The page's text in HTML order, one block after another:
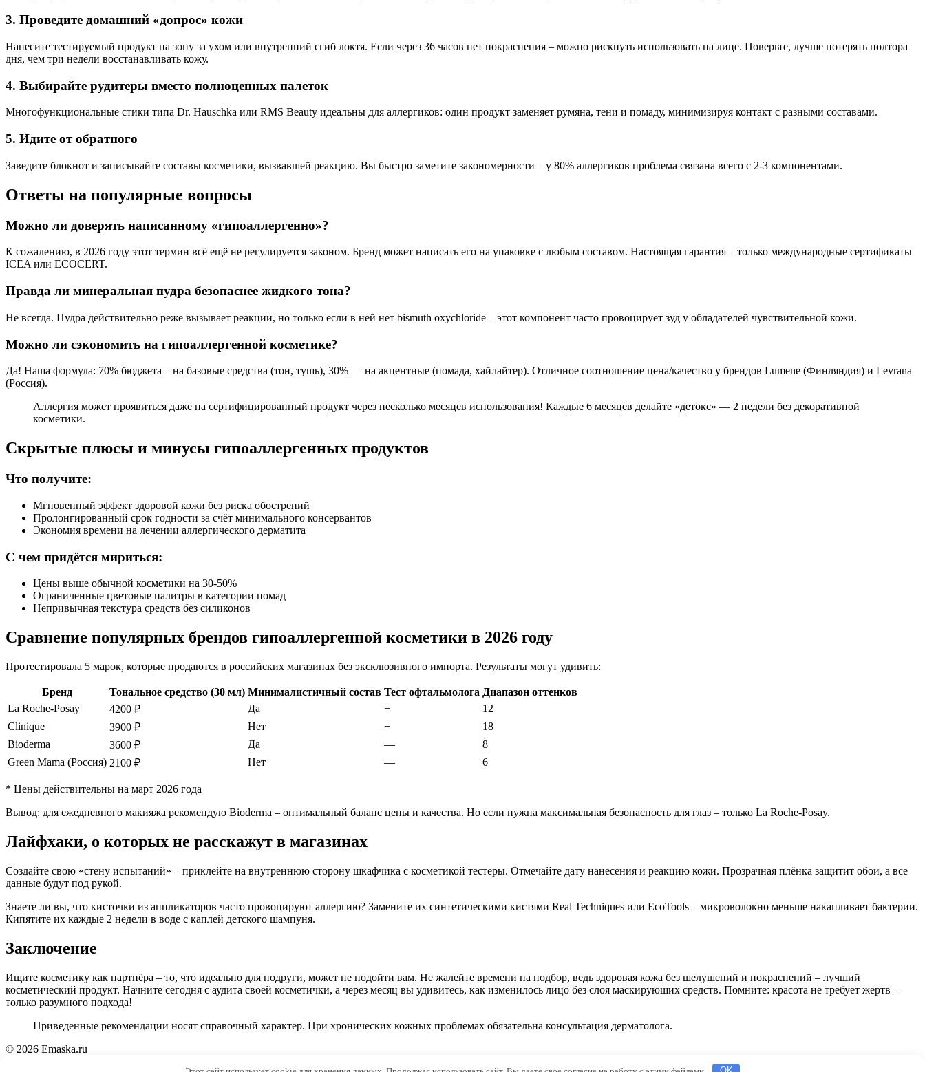
3. Проведите домашний «допрос» кожи
Нанесите тестируемый продукт на зону за ухом или внутренний сгиб локтя. Если через 36 часов нет покраснения – можно рискнуть использовать на лице. Поверьте, лучше потерять полтора
дня, чем три недели восстанавливать кожу.
4. Выбирайте рудитеры вместо полноценных палеток
Многофункциональные стики типа Dr. Hauschka или RMS Beauty идеальны для аллергиков: один продукт заменяет румяна, тени и помаду, минимизируя контакт с разными составами.
5. Идите от обратного
Заведите блокнот и записывайте составы косметики, вызвавшей реакцию. Вы быстро заметите закономерности – у 80% аллергиков проблема связана всего с 2-3 компонентами.
Ответы на популярные вопросы
Можно ли доверять написанному «гипоаллергенно»?
К сожалению, в 2026 году этот термин всё ещё не регулируется законом. Бренд может написать его на упаковке с любым составом. Настоящая гарантия – только международные сертификаты
ICEA или ECOCERT.
Правда ли минеральная пудра безопаснее жидкого тона?
Не всегда. Пудра действительно реже вызывает реакции, но только если в ней нет bismuth oxychloride – этот компонент часто провоцирует зуд у обладателей чувствительной кожи.
Можно ли сэкономить на гипоаллергенной косметике?
Да! Наша формула: 70% бюджета – на базовые средства (тон, тушь), 30% — на акцентные (помада, хайлайтер). Отличное соотношение цена/качество у брендов Lumene (Финляндия) и Levrana
(Россия).
Аллергия может проявиться даже на сертифицированный продукт через несколько месяцев использования! Каждые 6 месяцев делайте «детокс» — 2 недели без декоративной
косметики.
Скрытые плюсы и минусы гипоаллергенных продуктов
Что получите:
Мгновенный эффект здоровой кожи без риска обострений
Пролонгированный срок годности за счёт минимального консервантов
Экономия времени на лечении аллергического дерматита
С чем придётся мириться:
Цены выше обычной косметики на 30-50%
Ограниченные цветовые палитры в категории помад
Непривычная текстура средств без силиконов
Сравнение популярных брендов гипоаллергенной косметики в 2026 году
Протестировала 5 марок, которые продаются в российских магазинах без эксклюзивного импорта. Результаты могут удивить:
Бренд Тональное средство (30 мл) Минималистичный состав Тест офтальмолога Диапазон оттенков
La Roche-Posay
4200 ₽ Да +
12
Clinique
3900 ₽ Нет +
18
Bioderma
3600 ₽ Да —
8
Green Mama (Россия) 2100 ₽ Нет — 6
* Цены действительны на март 2026 года
Вывод: для ежедневного макияжа рекомендую Bioderma – оптимальный баланс цены и качества. Но если нужна максимальная безопасность для глаз – только La Roche-Posay.
Лайфхаки, о которых не расскажут в магазинах
Создайте свою «стену испытаний» – приклейте на внутреннюю сторону шкафчика с косметикой тестеры. Отмечайте дату нанесения и реакцию кожи. Прозрачная плёнка защитит обои, а все
данные будут под рукой.
Знаете ли вы, что кисточки из аппликаторов часто провоцируют аллергию? Замените их синтетическими кистями Real Techniques или EcoTools – микроволокно меньше накапливает бактерии.
Кипятите их каждые 2 недели в воде с каплей детского шампуня.
Заключение
Ищите косметику как партнёра – то, что идеально для подруги, может не подойти вам. Не жалейте времени на подбор, ведь здоровая кожа без шелушений и покраснений – лучший
косметический продукт. Начните сегодня с аудита своей косметички, а через месяц вы удивитесь, как изменилось лицо без слоя маскирующих средств. Помните: красота не требует жертв –
только разумного подхода!
Приведенные рекомендации носят справочный характер. При хронических кожных проблемах обязательна консультация дерматолога.
© 2026 Emaska.ru